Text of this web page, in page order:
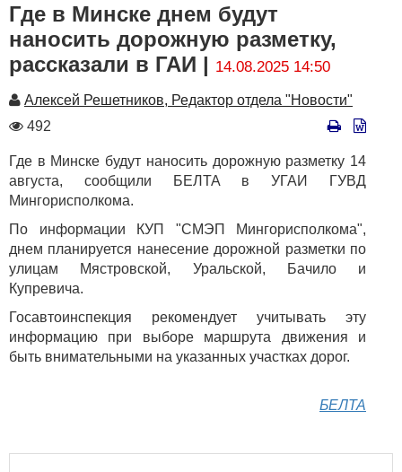
Где в Минске днем будут
наносить дорожную разметку,
рассказали в ГАИ | 14.08.2025 14:50
Автор
Алексей Решетников, Редактор отдела "Новости"
Количество
492
Где в Минске будут наносить дорожную разметку 14
августа, сообщили БЕЛТА в УГАИ ГУВД
Мингорисполкома.
По информации КУП "СМЭП Мингорисполкома",
днем планируется нанесение дорожной разметки по
улицам Мястровской, Уральской, Бачило и
Купревича.
Госавтоинспекция рекомендует учитывать эту
информацию при выборе маршрута движения и
быть внимательными на указанных участках дорог.
БЕЛТА